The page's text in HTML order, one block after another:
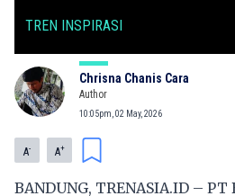
TREN INSPIRASI
Chrisna Chanis Cara
Author
10:05pm, 02 May, 2026
A- A+
BANDUNG, TRENASIA.ID –